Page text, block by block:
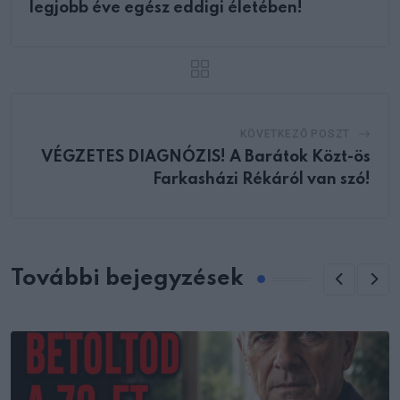
legjobb éve egész eddigi életében!
VÉGZETES DIAGNÓZIS! A Barátok Közt-ös
Farkasházi Rékáról van szó!
További bejegyzések